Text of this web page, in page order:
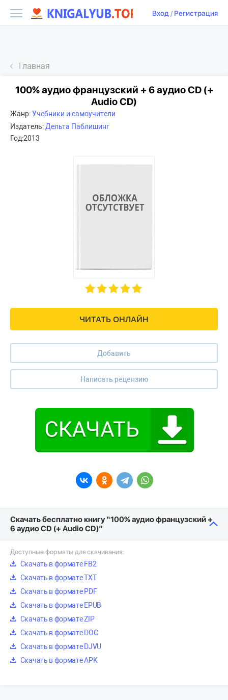
Вход/ Регистрация
Главная
ЧИТАТЬ ОНЛАЙН
Добавить
Написать рецензию
100% аудио французский + 6 аудио CD (+
Audio CD)
Жанр:Учебники и самоучители
Издатель: Дельта Паблишинг
Год:2013
Скачать бесплатно книгу “100% аудио французский +
6 аудио CD (+ Audio CD)”
Доступные форматы для скачивания:
Скачать в формате FB2
Скачать в формате TXT
Скачать в формате PDF
Скачать в формате EPUB
Скачать в формате ZIP
Скачать в формате DOC
Скачать в формате DJVU
Скачать в формате APK